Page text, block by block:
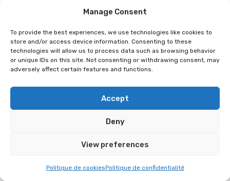
Manage Consent
To provide the best experiences, we use technologies like cookies to
store and/or access device information. Consenting to these
technologies will allow us to process data such as browsing behavior
or unique IDs on this site. Not consenting or withdrawing consent, may
adversely affect certain features and functions.
Accept
Deny
View preferences
Politique de cookiesPolitique de confidentialité
Loui stammt aus Ghana und begann im Alter von 21
Selbstverlag Geschichten veröffentlichte, die von
den Märchen und Legenden seiner Kindheit in
Westafrika inspiriert waren. Sein erstes
war ein grosser Erfolg und 2023 wurde er vom
Verlag Glénat entdeckt, der ihm anbot, das
Universum zu einer langen Serie auszubauen: